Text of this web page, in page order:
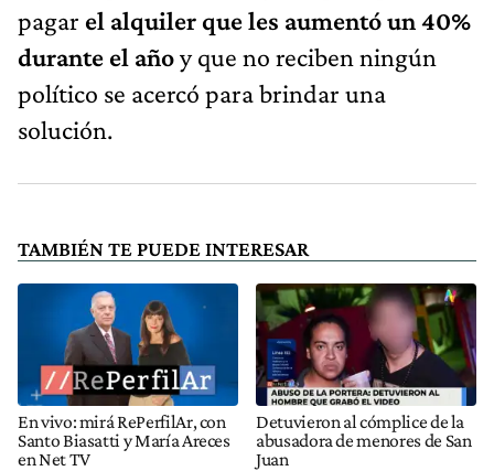
pagar el alquiler que les aumentó un 40%
durante el añoy que no reciben ningún
político se acercó para brindar una
solución.
TAMBIÉN TE PUEDE INTERESAR
En vivo: mirá RePerfilAr, con
Santo Biasatti y María Areces
en Net TV
Detuvieron al cómplice de la
abusadora de menores de San
Juan